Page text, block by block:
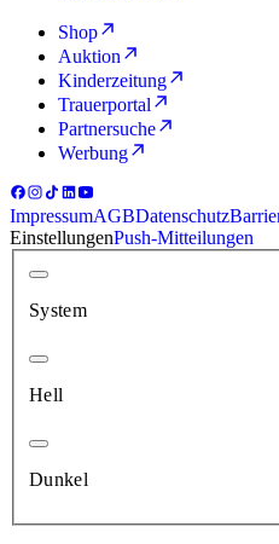
Shop
Auktion
Kinderzeitung
Trauerportal
Partnersuche
Werbung
ImpressumAGBDatenschutz
EinstellungenPush-Mitteilungen
System
Hell
Dunkel